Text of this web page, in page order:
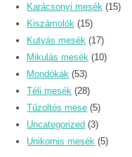
Karácsonyi mesék (15)
Kiszámolók (15)
Kutyás mesék (17)
Mikulás mesék (10)
Mondókák (53)
Téli mesék (28)
Tűzoltós mese (5)
Uncategorized (3)
Unikornis mesék (5)